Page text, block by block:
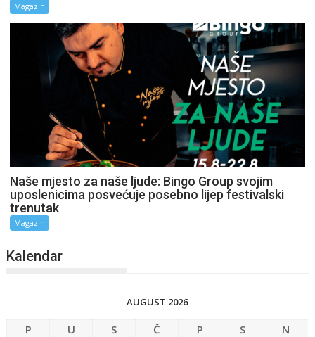
Magazin
Naše mjesto za naše ljude: Bingo Group svojim
uposlenicima posvećuje posebno lijep festivalski
trenutak
Magazin
Kalendar
AUGUST 2026
P U S Č P S
N